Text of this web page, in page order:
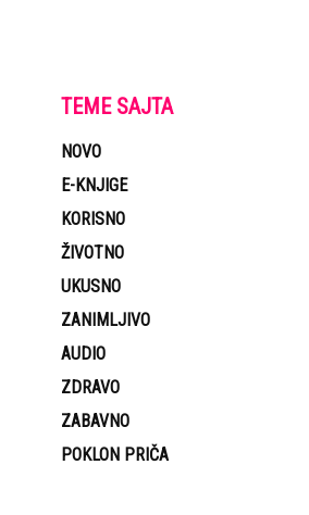
TEME SAJTA
NOVO
E-KNJIGE
KORISNO
ŽIVOTNO
UKUSNO
ZANIMLJIVO
AUDIO
ZDRAVO
ZABAVNO
POKLON PRIČA